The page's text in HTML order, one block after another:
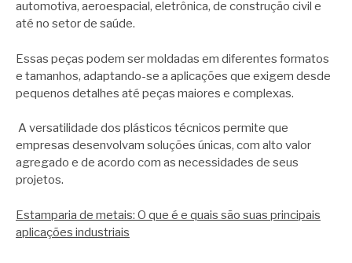
automotiva, aeroespacial, eletrônica, de construção civil e
até no setor de saúde.
Essas peças podem ser moldadas em diferentes formatos
e tamanhos, adaptando-se a aplicações que exigem desde
pequenos detalhes até peças maiores e complexas.
A versatilidade dos plásticos técnicos permite que
empresas desenvolvam soluções únicas, com alto valor
agregado e de acordo com as necessidades de seus
projetos.
Estamparia de metais: O que é e quais são suas principais
aplicações industriais